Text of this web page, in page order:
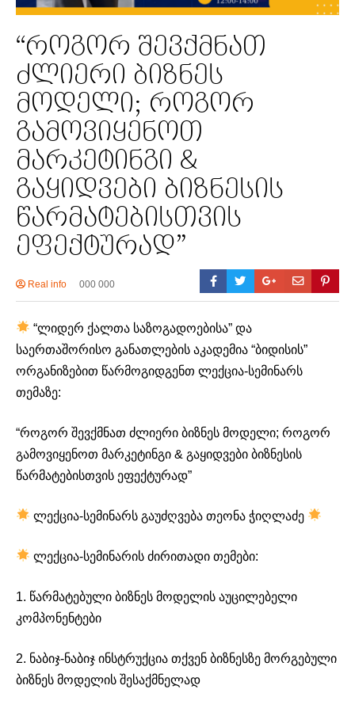
“როგორ შევქმნათ
ძლიერი ბიზნეს
მოდელი; როგორ
გამოვიყენოთ
მარკეტინგი &
გაყიდვები ბიზნესის
წარმატებისთვის
ეფექტურად”
Real info 000 000
“ლიდერ ქალთა საზოგადოებისა” და
საერთაშორისო განათლების აკადემია “ბიდისის”
ორგანიზებით წარმოგიდგენთ ლექცია-სემინარს
თემაზე:
“როგორ შევქმნათ ძლიერი ბიზნეს მოდელი; როგორ
გამოვიყენოთ მარკეტინგი & გაყიდვები ბიზნესის
წარმატებისთვის ეფექტურად”
ლექცია-სემინარს გაუძღვება თეონა ჭიღლაძე
ლექცია-სემინარის ძირითადი თემები:
1. წარმატებული ბიზნეს მოდელის აუცილებელი
კომპონენტები
2. ნაბიჯ-ნაბიჯ ინსტრუქცია თქვენ ბიზნესზე მორგებული
ბიზნეს მოდელის შესაქმნელად